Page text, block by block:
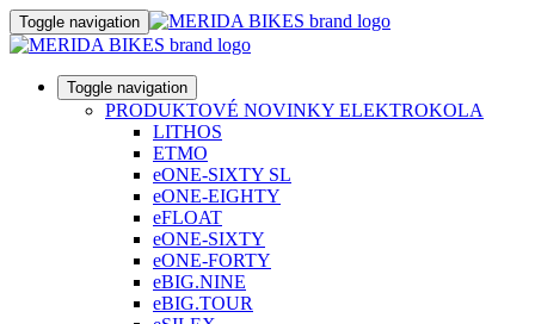
Toggle navigation
Toggle navigation
PRODUKTOVÉ NOVINKY ELEKTROKOLA
LITHOS
ETMO
eONE-SIXTY SL
eONE-EIGHTY
eFLOAT
eONE-SIXTY
eONE-FORTY
eBIG.NINE
eBIG.TOUR